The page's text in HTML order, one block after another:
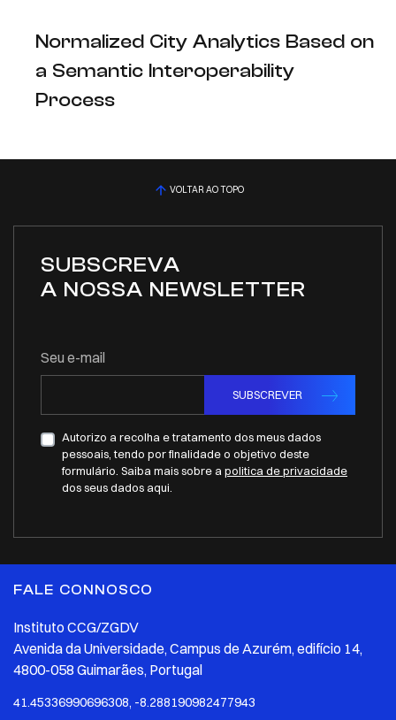
Normalized City Analytics Based on
a Semantic Interoperability
Process
VOLTAR AO TOPO
SUBSCREVA
A NOSSA NEWSLETTER
Seu e-mail
SUBSCREVER
Autorizo a recolha e tratamento dos meus dados
pessoais, tendo por finalidade o objetivo deste
formulário. Saiba mais sobre a politica de privacidade
dos seus dados aqui.
FALE CONNOSCO
Instituto CCG/ZGDV
Avenida da Universidade, Campus de Azurém, edifício 14,
4800-058 Guimarães, Portugal
41.45336990696308, -8.288190982477943